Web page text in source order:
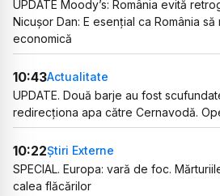
UPDATE Moody’s: România evită
Nicușor Dan: E esențial ca România
economică
10:43Actualitate
UPDATE. Două barje au fost
redirecționa apa către Cernavodă.
10:22Știri Externe
SPECIAL. Europa: vară de foc.
calea flăcărilor